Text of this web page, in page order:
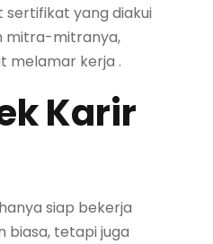
sertifikat yang diakui
mitra-mitranya,
melamar kerja .
Karir
siap bekerja
biasa, tetapi juga